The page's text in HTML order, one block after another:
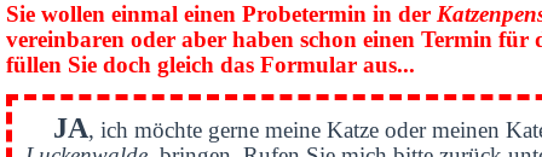
Sie wollen einmal einen Probetermin in der
vereinbaren oder aber haben schon einen Termin für
füllen Sie doch gleich das Formular aus...
JA, ich möchte gerne meine Katze oder meinen